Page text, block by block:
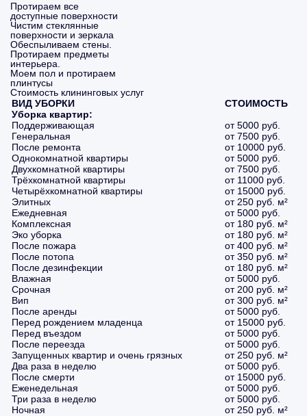
Протираем все
доступные поверхности
Чистим стеклянные
поверхности и зеркала
Обеспыливаем стены.
Протираем предметы
интерьера.
Моем пол и протираем
плинтусы
Стоимость клининговых услуг
ВИД УБОРКИ
СТОИМОСТЬ
Уборка квартир:
Поддерживающая
от 5000 руб.
Генеральная
от 7500 руб.
После ремонта
от 10000 руб.
Однокомнатной квартиры
от 5000 руб.
Двухкомнатной квартиры
от 7500 руб.
Трёхкомнатной квартиры
от 11000 руб.
Четырёхкомнатной квартиры
от 15000 руб.
Элитных
от 250 руб. м²
Ежедневная
от 5000 руб.
Комплексная
от 180 руб. м²
Эко уборка
от 180 руб. м²
После пожара
от 400 руб. м²
После потопа
от 350 руб. м²
После дезинфекции
от 180 руб. м²
Влажная
от 5000 руб.
Срочная
от 200 руб. м²
Вип
от 300 руб. м²
После аренды
от 5000 руб.
Перед рождением младенца
от 15000 руб.
Перед въездом
от 5000 руб.
После переезда
от 5000 руб.
Запущенных квартир и очень грязных
от 250 руб. м²
Два раза в неделю
от 5000 руб.
После смерти
от 15000 руб.
Еженедельная
от 5000 руб.
Три раза в неделю
от 5000 руб.
Ночная
от 250 руб. м²